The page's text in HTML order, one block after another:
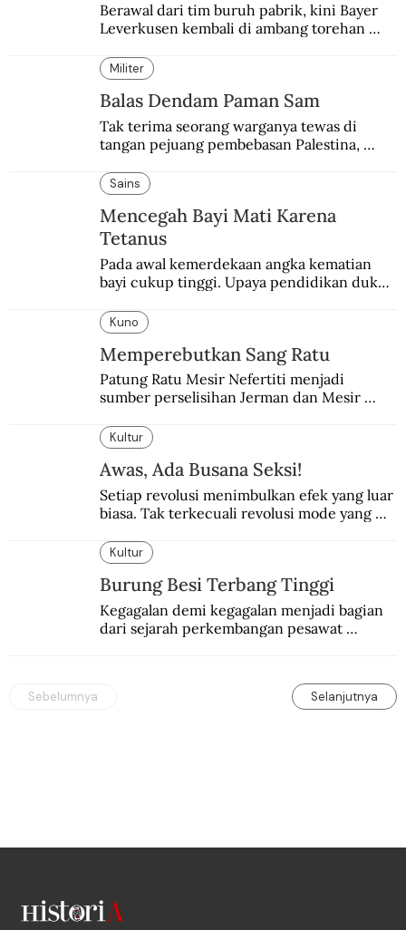
Berawal dari tim buruh pabrik, kini Bayer
Leverkusen kembali di ambang torehan
“Neverkusen”.
Militer
Balas Dendam Paman Sam
Tak terima seorang warganya tewas di
tangan pejuang pembebasan Palestina,
pembalasan.
Sains
Mencegah Bayi Mati Karena
Tetanus
Pada awal kemerdekaan angka kematian
bayi cukup tinggi. Upaya pendidikan dukun
Kuno
Memperebutkan Sang Ratu
Patung Ratu Mesir Nefertiti menjadi
sumber perselisihan Jerman dan Mesir
Kultur
Awas, Ada Busana Seksi!
Setiap revolusi menimbulkan efek yang luar
biasa. Tak terkecuali revolusi mode yang
Kultur
Burung Besi Terbang Tinggi
Kegagalan demi kegagalan menjadi bagian
dari sejarah perkembangan pesawat
Sebelumnya Selanjutnya